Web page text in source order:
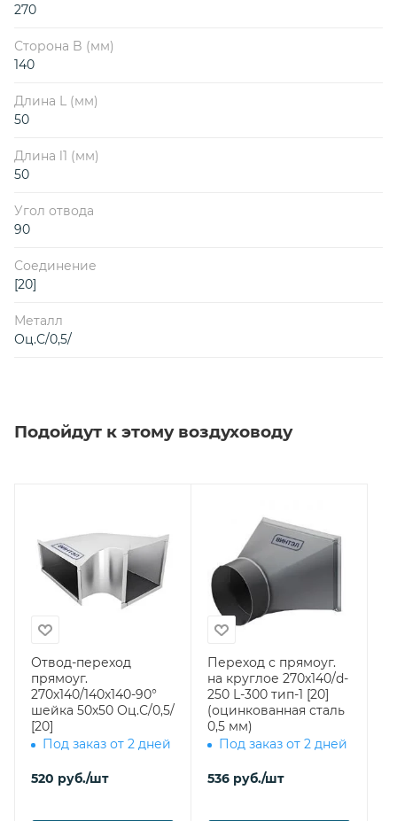
270
Сторона B (мм)
140
Длина L (мм)
50
Длина l1 (мм)
50
Угол отвода
90
Соединение
[20]
Металл
Оц.С/0,5/
Подойдут к этому воздуховоду
Отвод-переход
прямоуг.
270х140/140х140-90°
шейка 50х50 Оц.С/0,5/
[20]
Под заказ от 2 дней
520 руб./шт
Переход с прямоуг.
на круглое 270х140/d-
250 L-300 тип-1 [20]
(оцинкованная сталь
0,5 мм)
Под заказ от 2 дней
536 руб./шт